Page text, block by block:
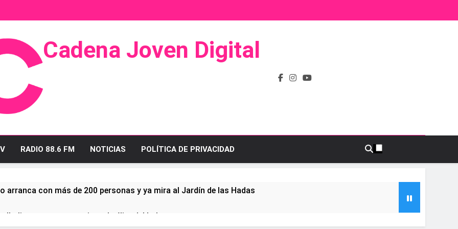
Cadena Joven Digital
Radio Y Televisión
RADIO 88.6 FM NOTICIAS POLÍTICA DE PRIVACIDAD
arranca con más de 200 personas y ya mira al Jardín de las Hadas
linense tras conquistar la élite del baloncesto